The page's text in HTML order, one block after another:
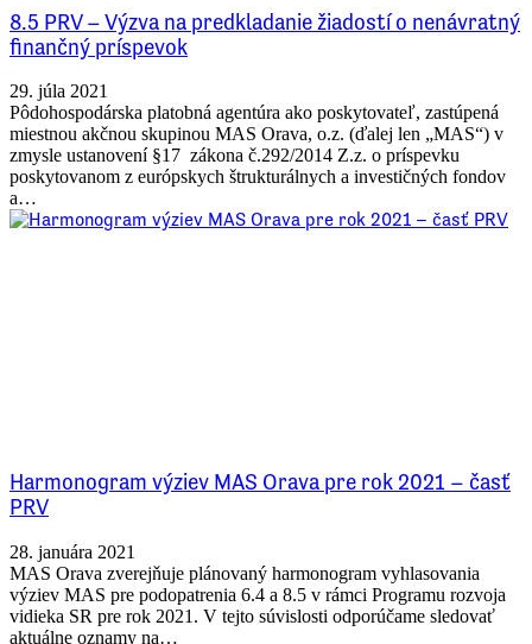
8.5 PRV – Výzva na predkladanie žiadostí o nenávratný
finančný príspevok
29. júla 2021
Pôdohospodárska platobná agentúra ako poskytovateľ, zastúpená
miestnou akčnou skupinou MAS Orava, o.z. (ďalej len „MAS“) v
zmysle ustanovení §17 zákona č.292/2014 Z.z. o príspevku
poskytovanom z európskych štrukturálnych a investičných fondov
a…
Harmonogram výziev MAS Orava pre rok 2021 – časť
PRV
28. januára 2021
MAS Orava zverejňuje plánovaný harmonogram vyhlasovania
výziev MAS pre podopatrenia 6.4 a 8.5 v rámci Programu rozvoja
vidieka SR pre rok 2021. V tejto súvislosti odporúčame sledovať
aktuálne oznamy na…